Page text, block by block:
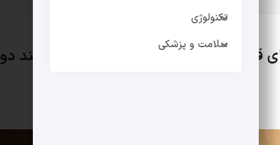
تکنولوژی
سلامت و پزشکی
قدرت» و «ارباب حلقه‌ها»: چقدر می‌توانند